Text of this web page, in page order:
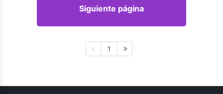
Siguiente página
1